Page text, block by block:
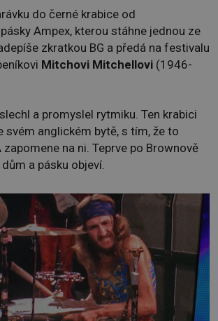
do černé krabice od
Ampex, kterou stáhne jednou ze
zkratkou BG a předá na festivalu
Mitchovi Mitchellovi (1946-
a promyslel rytmiku. Ten krabici
svém anglickém bytě, s tím, že to
zapomene na ni. Teprve po Brownově
a pásku objeví.